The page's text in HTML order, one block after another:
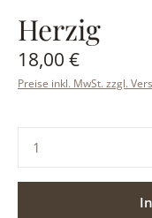
Herzig
Regulärer Preis:
18,00 €
Preise inkl. MwSt. zzgl.
Produkt Anzahl: